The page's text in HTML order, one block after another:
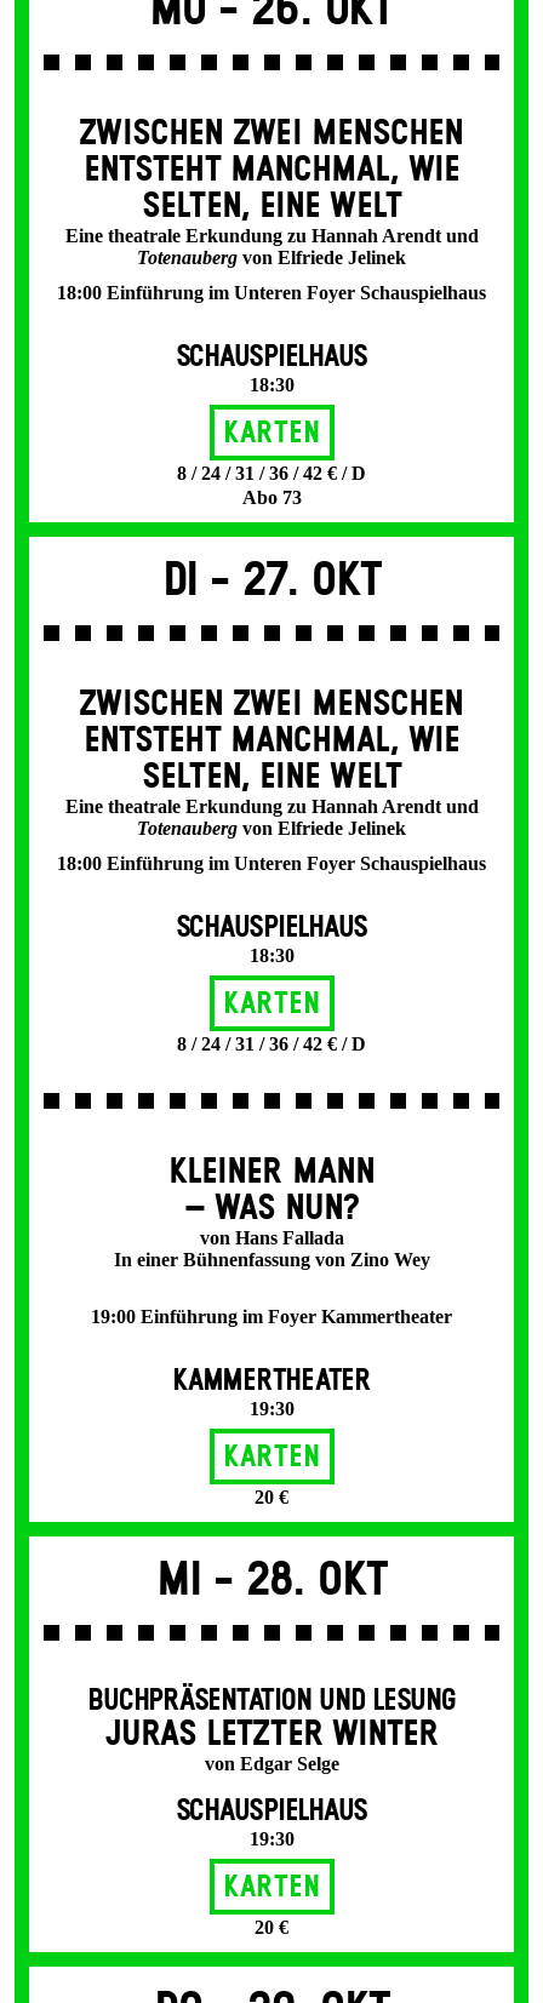
Mo - 26. Okt
ZWISCHEN ZWEI MENSCHEN
ENT­STEHT MANCH­MAL, WIE
SELTEN, EINE WELT
Eine theatrale Erkundung zu Hannah Arendt und
Totenauberg von Elfriede Jelinek
18:00 Einführung im Unteren Foyer Schauspielhaus
SCHAUSPIELHAUS
18:30
Karten
8 / 24 / 31 / 36 / 42 € / D
Abo 73
Di - 27. Okt
ZWISCHEN ZWEI MENSCHEN
ENT­STEHT MANCH­MAL, WIE
SELTEN, EINE WELT
Eine theatrale Erkundung zu Hannah Arendt und
Totenauberg von Elfriede Jelinek
18:00 Einführung im Unteren Foyer Schauspielhaus
SCHAUSPIELHAUS
18:30
Karten
8 / 24 / 31 / 36 / 42 € / D
KLEINER MANN
– WAS NUN?
von Hans Fallada
In einer Bühnenfassung von Zino Wey
19:00 Einführung im Foyer Kammertheater
KAMMERTHEATER
19:30
Karten
20 €
Mi - 28. Okt
BUCHPRÄSENTATION UND LESUNG
JURAS LETZTER WINTER
von Edgar Selge
SCHAUSPIELHAUS
19:30
Karten
20 €